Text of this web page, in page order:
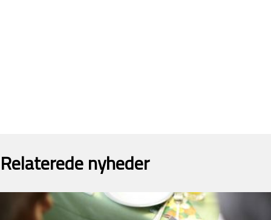
Relaterede nyheder